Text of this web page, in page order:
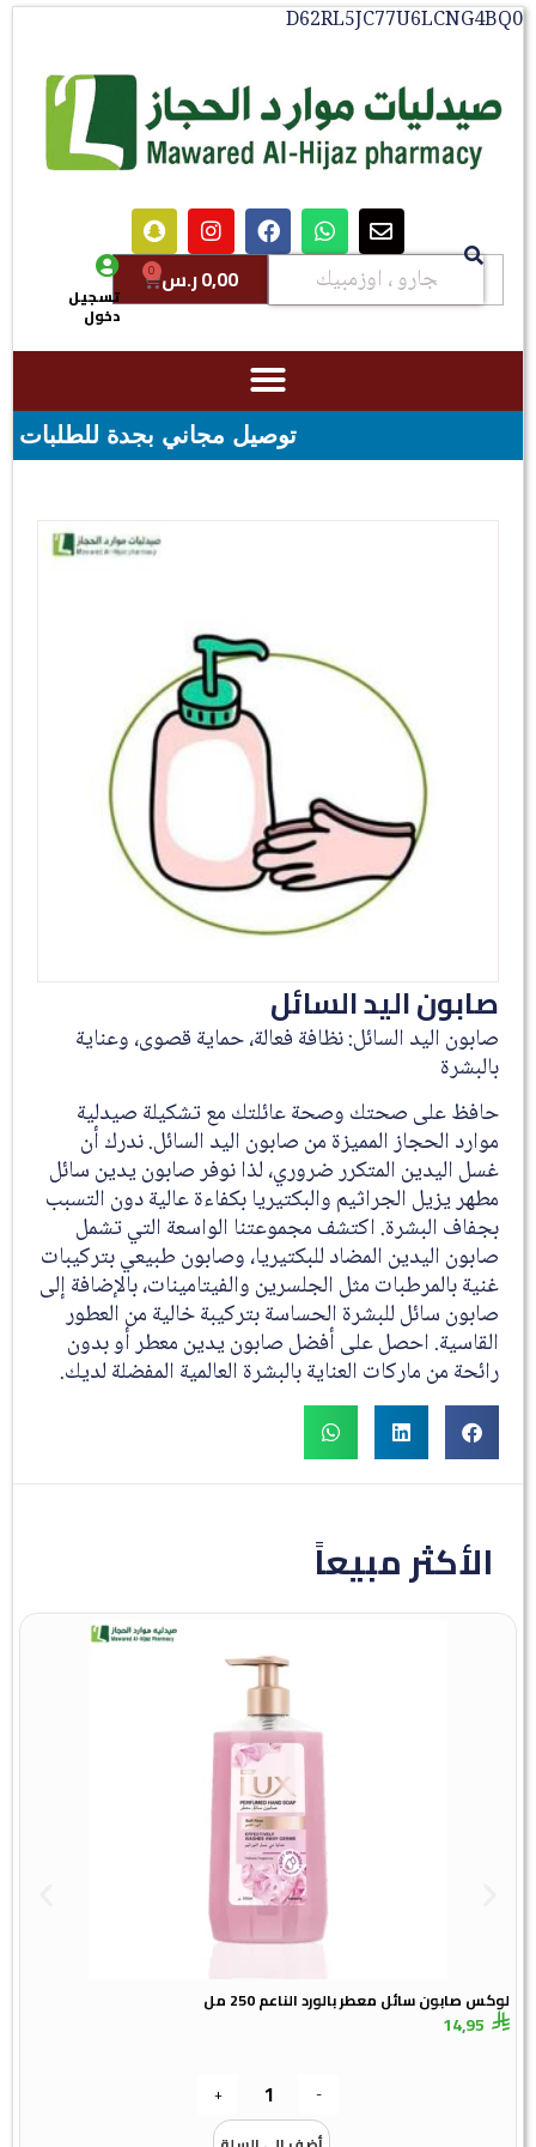
D62RL5JC77U6LCNG4BQ0
0,00ر.س 0
تسجيل
دخول
توصيل مجاني بجدة للطلبات فوق قيمه ال ١٠٠ ريال - شحن مجاني لقيمه
صابون اليد السائل
صابون اليد السائل: نظافة فعالة، حماية قصوى، وعناية
بالبشرة
حافظ على صحتك وصحة عائلتك مع تشكيلة صيدلية
موارد الحجاز المميزة من صابون اليد السائل. ندرك أن
غسل اليدين المتكرر ضروري، لذا نوفر صابون يدين سائل
مطهر يزيل الجراثيم والبكتيريا بكفاءة عالية دون التسبب
بجفاف البشرة. اكتشف مجموعتنا الواسعة التي تشمل
صابون اليدين المضاد للبكتيريا، وصابون طبيعي بتركيبات
غنية بالمرطبات مثل الجلسرين والفيتامينات، بالإضافة إلى
صابون سائل للبشرة الحساسة بتركيبة خالية من العطور
القاسية. احصل على أفضل صابون يدين معطر أو بدون
رائحة من ماركات العناية بالبشرة العالمية المفضلة لديك.
الأكثر مبيعاً
لوكس صابون سائل معطر بالورد الناعم 250 مل
14,95
-
+